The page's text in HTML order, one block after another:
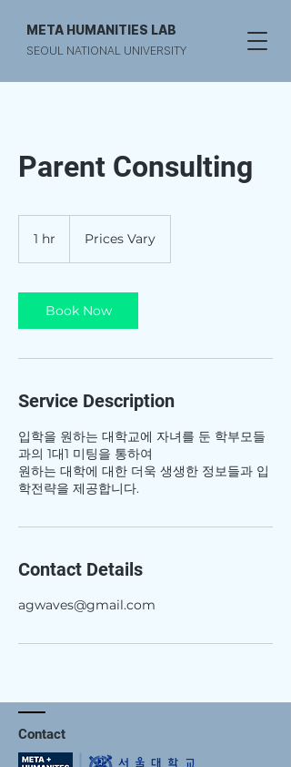
META HUMANITIES LAB
SEOUL NATIONAL UNIVERSITY
Parent Consulting
1 hr Prices Vary
Book Now
Service Description
입학을 원하는 대학교에 자녀를 둔 학부모들
과의 1대1 미팅을 통하여
원하는 대학에 대한 더욱 생생한 정보들과 입
학전략을 제공합니다.
Contact Details
agwaves@gmail.com
Contact